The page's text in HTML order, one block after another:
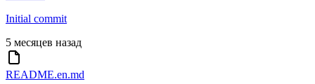
Initial commit
5 месяцев назад
README.en.md